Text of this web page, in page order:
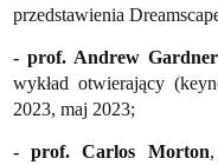
przedstawienia
- prof. Andrew Gardner
wykład otwierający
2023, maj 2023;
- prof. Carlos Morton